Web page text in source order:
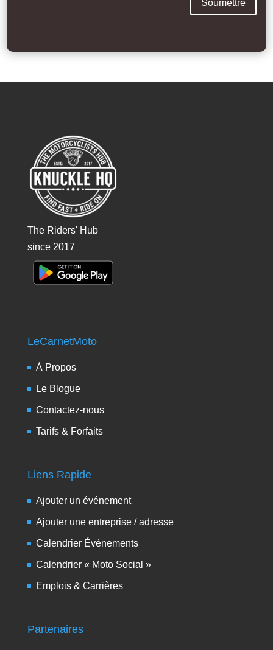
The Riders' Hub
since 2017
LeCarnetMoto
À Propos
Le Blogue
Contactez-nous
Tarifs & Forfaits
Liens Rapide
Ajouter un événement
Ajouter une entreprise / adresse
Calendrier Événements
Calendrier « Moto Social »
Emplois & Carrières
Partenaires